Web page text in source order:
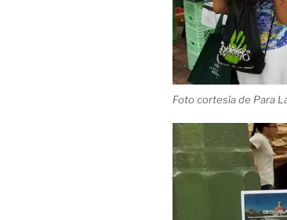
Foto cortesía de Para